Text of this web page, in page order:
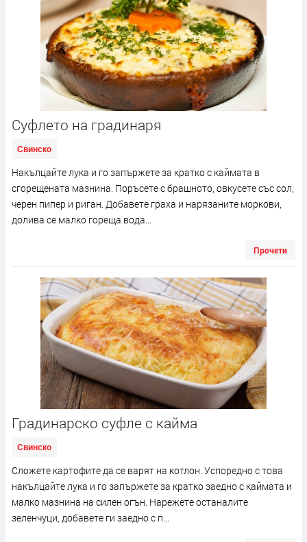
Суфлето на градинаря
Свинско
Накълцайте лука и го запържете за кратко с каймата в
сгорещената мазнина. Поръсете с брашното, овкусете със сол,
черен пипер и риган. Добавете граха и нарязаните моркови,
долива се малко гореща вода...
Прочети
Градинарско суфле с кайма
Свинско
Сложете картофите да се варят на котлон. Успоредно с това
накълцайте лука и го запържете за кратко заедно с каймата и
малко мазнина на силен огън. Нарежете останалите
зеленчуци, добавете ги заедно с п...